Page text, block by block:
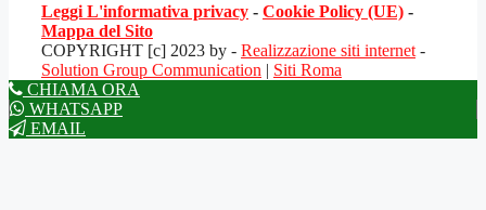
Leggi L'informativa privacy - Cookie Policy (UE) -
Mappa del Sito
COPYRIGHT [c] 2023 by - Realizzazione siti internet -
Solution Group Communication | Siti Roma
CHIAMA ORA
WHATSAPP
EMAIL